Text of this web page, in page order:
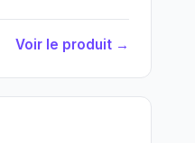
Voir le produit →